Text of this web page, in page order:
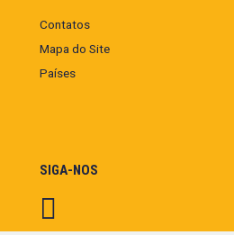
Contatos
Mapa do Site
Países
SIGA-NOS